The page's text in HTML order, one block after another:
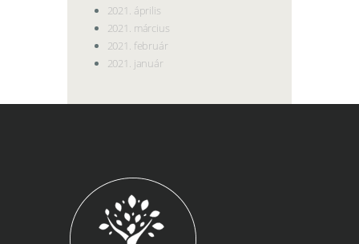
2021. április
2021. március
2021. február
2021. január